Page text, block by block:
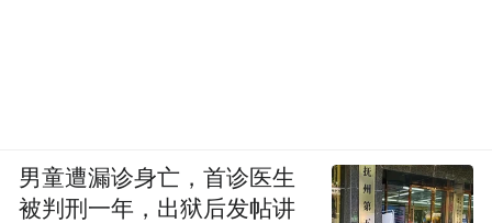
男童遭漏诊身亡，首诊医生
被判刑一年，出狱后发帖讲